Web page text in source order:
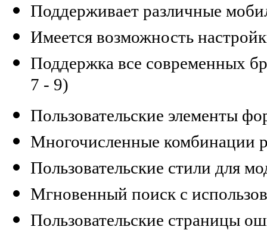
Поддерживает различные
Имеется возможность
Поддержка все современных
7 - 9)
Пользовательские элементы
Многочисленные комбинации
Пользовательские стили для
Мгновенный поиск с
Пользовательские страницы